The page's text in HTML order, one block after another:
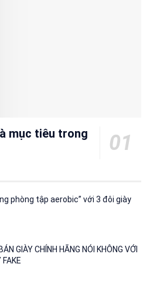
mục tiêu trong
phòng tập aerobic” với 3 đôi giày
GIÀY CHÍNH HÃNG NÓI KHÔNG VỚI
FAKE